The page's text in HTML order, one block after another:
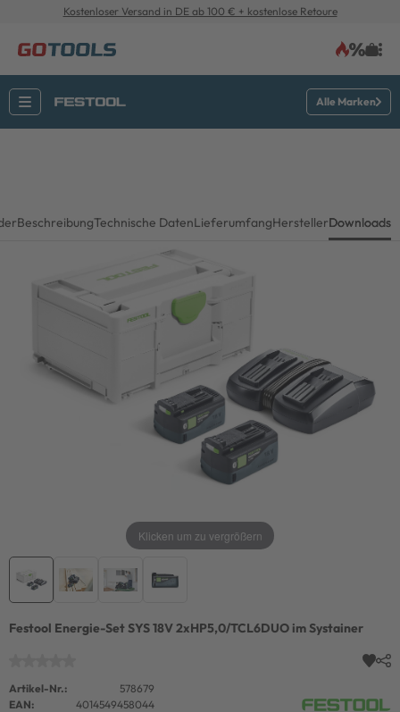
Kostenloser Versand in DE ab 100 € + kostenlose Retoure
Alle Marken
BeschreibungTechnische DatenLieferumfangHerstellerDownloads
Klicken um zu vergrößern
Festool Energie-Set SYS 18V 2xHP5,0/TCL6DUO im Systainer
Artikel-Nr.:
578679
EAN:
4014549458044